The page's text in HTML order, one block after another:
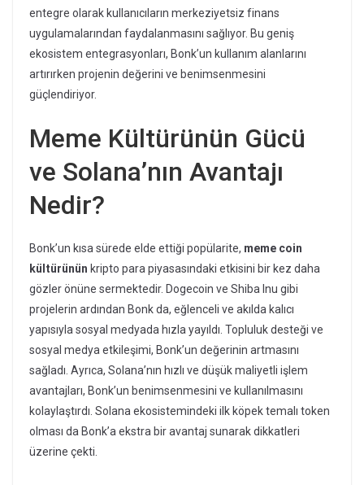
entegre olarak kullanıcıların merkeziyetsiz finans
uygulamalarından faydalanmasını sağlıyor. Bu geniş
ekosistem entegrasyonları, Bonk’un kullanım alanlarını
artırırken projenin değerini ve benimsenmesini
güçlendiriyor.
Meme Kültürünün Gücü
ve Solana’nın Avantajı
Nedir?
Bonk’un kısa sürede elde ettiği popülarite, meme coin
kültürünün kripto para piyasasındaki etkisini bir kez daha
gözler önüne sermektedir. Dogecoin ve Shiba Inu gibi
projelerin ardından Bonk da, eğlenceli ve akılda kalıcı
yapısıyla sosyal medyada hızla yayıldı. Topluluk desteği ve
sosyal medya etkileşimi, Bonk’un değerinin artmasını
sağladı. Ayrıca, Solana’nın hızlı ve düşük maliyetli işlem
avantajları, Bonk’un benimsenmesini ve kullanılmasını
kolaylaştırdı. Solana ekosistemindeki ilk köpek temalı token
olması da Bonk’a ekstra bir avantaj sunarak dikkatleri
üzerine çekti.